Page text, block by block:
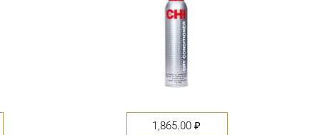
1,865.00 ₽